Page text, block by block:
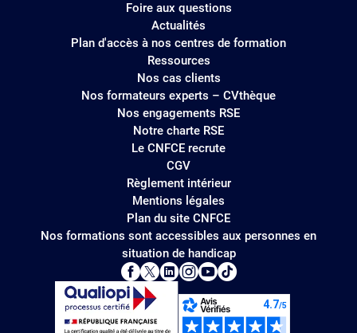
Foire aux questions
Actualités
Plan d'accès à nos centres de formation
Ressources
Nos cas clients
Nos formateurs experts – CVthèque
Nos engagements RSE
Notre charte RSE
Le CNFCE recrute
CGV
Règlement intérieur
Mentions légales
Plan du site CNFCE
Nos formations sont accessibles aux personnes en
situation de handicap